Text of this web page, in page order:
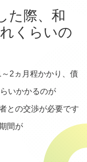
た際、和
くらいの
2ヵ月程かかり、債
いかかるのが
との交渉が必要です
間が